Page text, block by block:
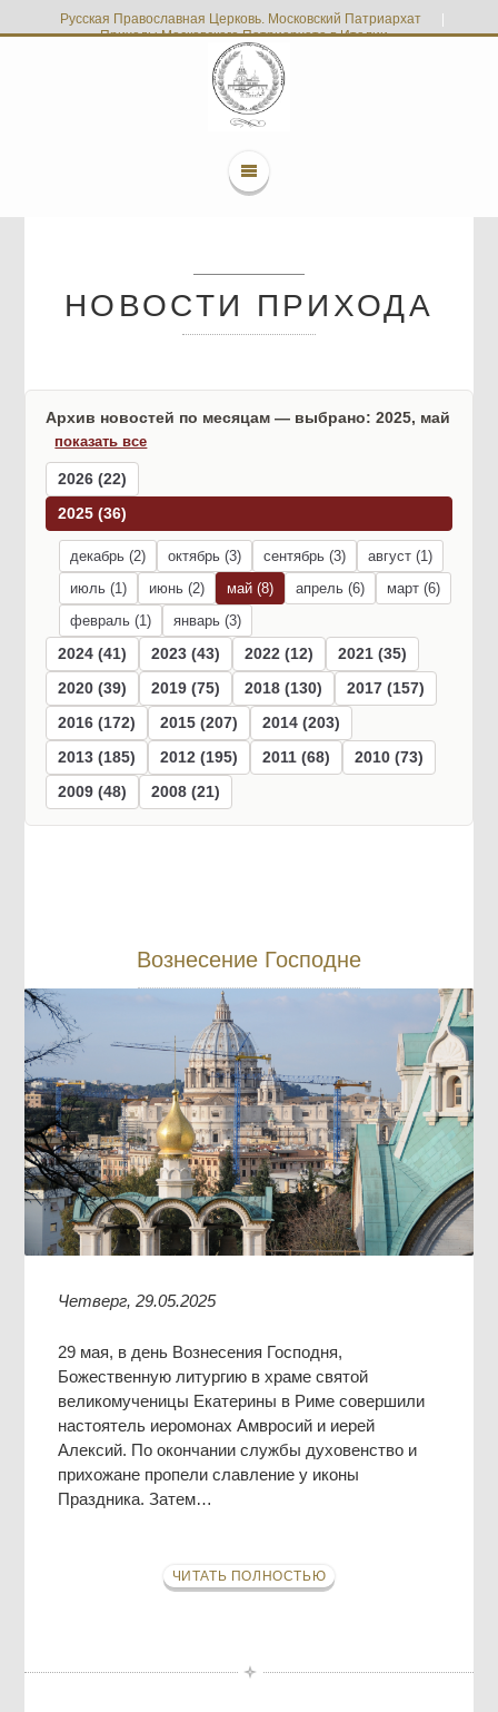
Русская Православная Церковь. Московский Патриархат
Приходы Московского Патриархата в Италии
НОВОСТИ ПРИХОДА
Архив новостей по месяцам — выбрано: 2025, май
показать все
2026 (22)
2025 (36)
декабрь (2) октябрь (3) сентябрь (3)
август (1)
июль (1)
июнь (2) май (8) апрель (6)
март (6)
февраль (1)
январь (3)
2024 (41) 2023 (43) 2022 (12)
2021 (35)
2020 (39)
2019 (75) 2018 (130)
2017 (157)
2016 (172)
2015 (207)
2014 (203)
2013 (185)
2012 (195) 2011 (68)
2010 (73)
2009 (48)
2008 (21)
Вознесение Господне
Четверг, 29.05.2025
29 мая, в день Вознесения Господня,
Божественную литургию в храме святой
великомученицы Екатерины в Риме совершили
настоятель иеромонах Амвросий и иерей
Алексий. По окончании службы духовенство и
прихожане пропели славление у иконы
Праздника. Затем…
ЧИТАТЬ ПОЛНОСТЬЮ